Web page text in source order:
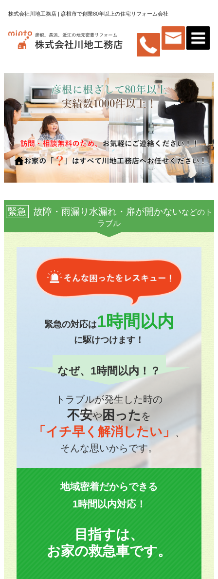
株式会社川地工務店 | 彦根市で創業80年以上の住宅リフォーム会社
緊急 故障・雨漏り水漏れ・扉が開かないなどのト
ラブル
緊急の対応は1時間以内
に駆けつけます！
なぜ、1時間以内！？
トラブルが発生した時の
不安や 困った を
「イチ早く解消したい」、
そんな思いからです。
地域密着だからできる
1時間以内対応！
目指すは、
お家の救急車です。